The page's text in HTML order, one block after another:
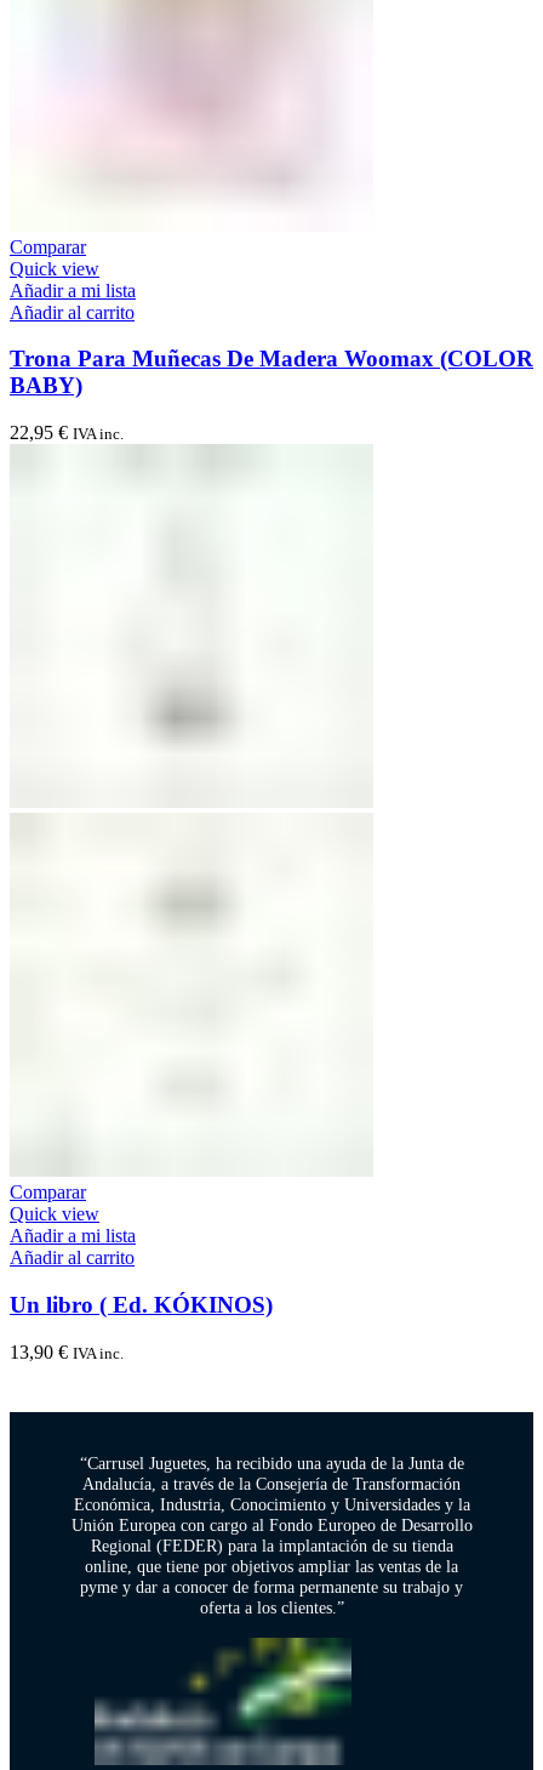
Comparar
Quick view
Añadir a mi lista
Añadir al carrito
Trona Para Muñecas De Madera Woomax (COLOR
BABY)
22,95 € IVA inc.
Comparar
Quick view
Añadir a mi lista
Añadir al carrito
Un libro ( Ed. KÓKINOS)
13,90 € IVA inc.
“Carrusel Juguetes, ha recibido una ayuda de la Junta de
Andalucía, a través de la Consejería de Transformación
Económica, Industria, Conocimiento y Universidades y la
Unión Europea con cargo al Fondo Europeo de Desarrollo
Regional (FEDER) para la implantación de su tienda
online, que tiene por objetivos ampliar las ventas de la
pyme y dar a conocer de forma permanente su trabajo y
oferta a los clientes.”